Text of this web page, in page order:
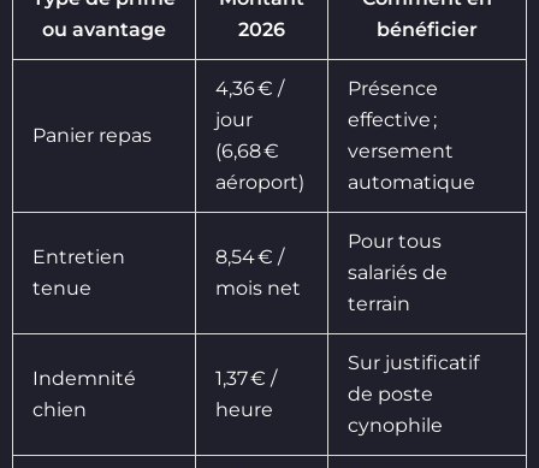
ou avantage
2026
bénéficier
Panier repas
4,36 € /
jour
(6,68 €
aéroport)
Présence
effective ;
versement
automatique
Entretien
tenue
8,54 € /
mois net
Pour tous
salariés de
terrain
Indemnité
chien
1,37 € /
heure
Sur justificatif
de poste
cynophile